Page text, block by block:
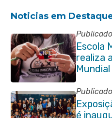
Noticias em
Escola
realiza
é